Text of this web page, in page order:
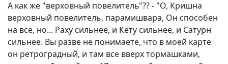
А как же "верховный повелитель"?? - "О, Кришна
верховный повелитель, парамишвара, Он способен
на все, но... Раху сильнее, и Кету сильнее, и Сатурн
сильнее. Вы разве не понимаете, что в моей карте
он ретроградный, и там все вверх тормашками,